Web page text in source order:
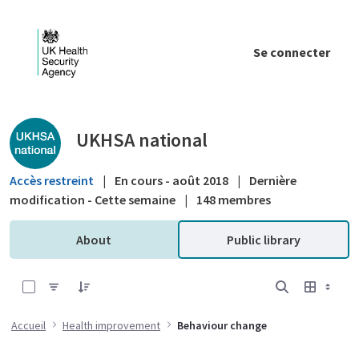
Se connecter
Public library - UKHSA national
UKHSA national
Accès restreint | En cours - août 2018 |
Dernière
modification - Cette semaine | 148 membres
About Public library
Accueil Health improvement Behaviour change